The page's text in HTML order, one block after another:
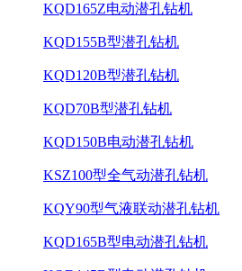
KQD165Z电动潜孔钻机
KQD155B型潜孔钻机
KQD120B型潜孔钻机
KQD70B型潜孔钻机
KQD150B电动潜孔钻机
KSZ100型全气动潜孔钻机
KQY90型气液联动潜孔钻机
KQD165B型电动潜孔钻机